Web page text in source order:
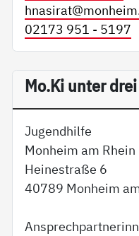
hnasirat@
02173 951 - 5197
Mo.Ki unter
Jugendhilfe
Monheim am Rhein
Heinestraße 6
40789 Monheim